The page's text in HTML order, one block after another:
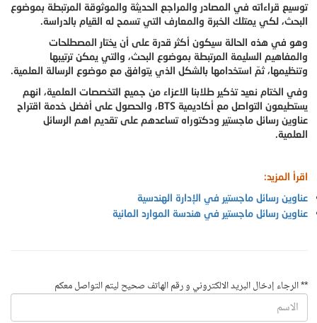
توسيع قراءاته في المصادر والمراجع الحديثة والموثوقة المرتبطة بموضوع
البحث، لكي يمتلك الخبرة والمعارف التي تسمح له القيام بالدراسة.
وهو في هذه الحالة سيكون أكثر قدرة على أن يختار المصطلحات
والمفاهيم السليمة المرتبطة بموضوع البحث، والتي يمكن ترتيبها
وتنظيمها، ثمّ استخدامها بالشكل الذي يتوافق مع موضوع الرسالة العلمية.
وفي الختام نعيد تذكير طلابنا الاعزاء من جميع التخصصات العلمية، انهم
يستطيعون التواصل مع أكاديمية BTS، والحصول على أفضل خدمة اقتراح
عناوين رسائل ماجستير ودكتوراه تساعدهم على تقديم اهم الرسائل
العلمية.
اقرأ المزيد:
عناوين رسائل ماجستير في الإدارة الهندسية
عناوين رسائل ماجستير في هندسة الموارد المائية
** الرجاء إدخال البريد الالكتروني و رقم الهاتف صحيح ليتم التواصل معكم